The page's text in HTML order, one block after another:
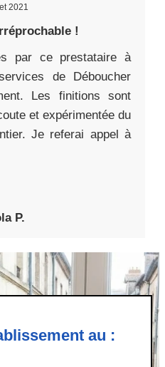
2021
!
par ce prestataire à
de Déboucher
Les finitions sont
et expérimentée du
Je referai appel à
P.
au :